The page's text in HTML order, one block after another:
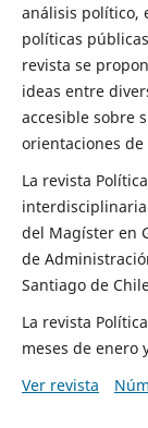
análisis político,
políticas
revista se
ideas entre
accesible sobre
orientaciones
La revista
interdisciplinaria
del Magíster en
de
Santiago de
La revista
meses de enero
Ver revista